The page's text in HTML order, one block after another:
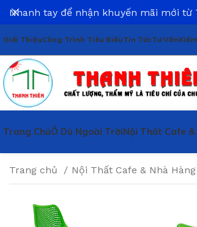
Giới ThiệuCông Trình Tiêu BiểuTin TứcTư Vấn
Trang ChủÔ Dù Ngoài TrờiNội Thất Cafe
Trang chủ Nội Thất Cafe & Nhà Hàng
Nhanh tay để nhận khuyến mãi mới từ